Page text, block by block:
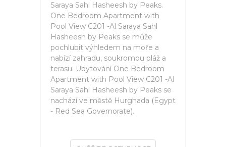
Saraya Sahl Hasheesh by Peaks.
One Bedroom Apartment with
Pool View C201 -Al Saraya Sahl
Hasheesh by Peaks se může
pochlubit výhledem na moře a
nabízí zahradu, soukromou pláž a
terasu. Ubytování One Bedroom
Apartment with Pool View C201 -Al
Saraya Sahl Hasheesh by Peaks se
nachází ve městě Hurghada (Egypt
- Red Sea Governorate).